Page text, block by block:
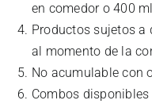
en comedor o 400
Productos sujetos
al momento de la
No acumulable con
Combos